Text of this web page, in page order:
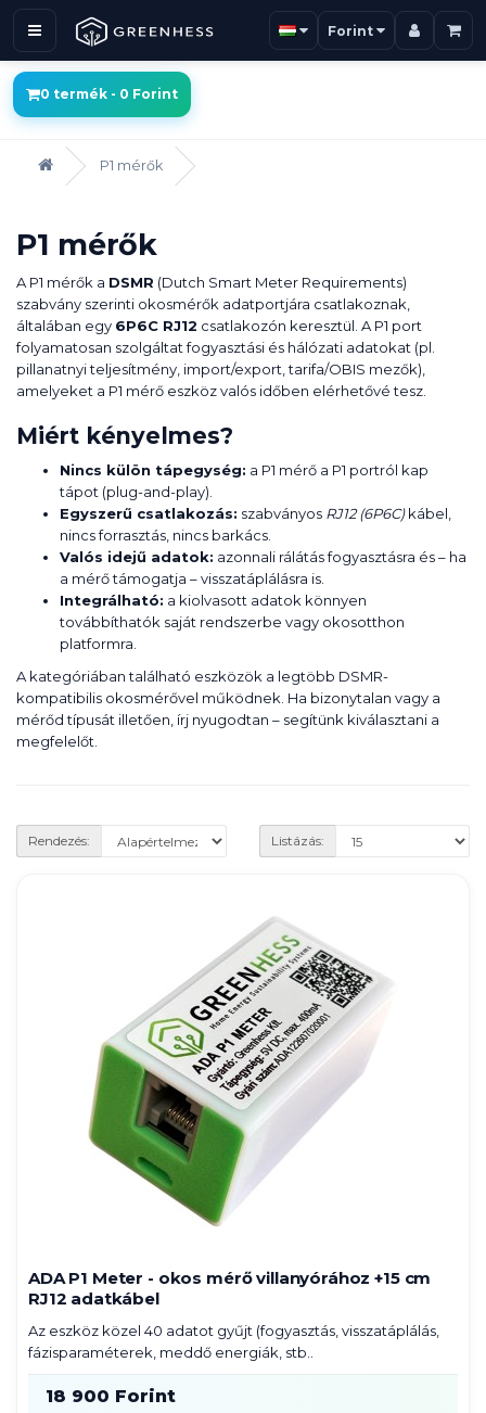
Forint
0 termék - 0 Forint
P1 mérők
P1 mérők
A P1 mérők a DSMR (Dutch Smart Meter Requirements)
szabvány szerinti okosmérők adatportjára csatlakoznak,
általában egy 6P6C RJ12 csatlakozón keresztül. A P1 port
folyamatosan szolgáltat fogyasztási és hálózati adatokat (pl.
pillanatnyi teljesítmény, import/export, tarifa/OBIS mezők),
amelyeket a P1 mérő eszköz valós időben elérhetővé tesz.
Miért kényelmes?
Nincs külön tápegység: a P1 mérő a P1 portról kap
tápot (plug-and-play).
Egyszerű csatlakozás: szabványos RJ12 (6P6C)kábel,
nincs forrasztás, nincs barkács.
Valós idejű adatok: azonnali rálátás fogyasztásra és – ha
a mérő támogatja – visszatáplálásra is.
Integrálható: a kiolvasott adatok könnyen
továbbíthatók saját rendszerbe vagy okosotthon
platformra.
A kategóriában található eszközök a legtöbb DSMR-
kompatibilis okosmérővel működnek. Ha bizonytalan vagy a
mérőd típusát illetően, írj nyugodtan – segítünk kiválasztani a
megfelelőt.
Rendezés: Listázás:
ADA P1 Meter - okos mérő villanyórához +15 cm
RJ12 adatkábel
Az eszköz közel 40 adatot gyűjt (fogyasztás, visszatáplálás,
fázisparaméterek, meddő energiák, stb..
18 900 Forint